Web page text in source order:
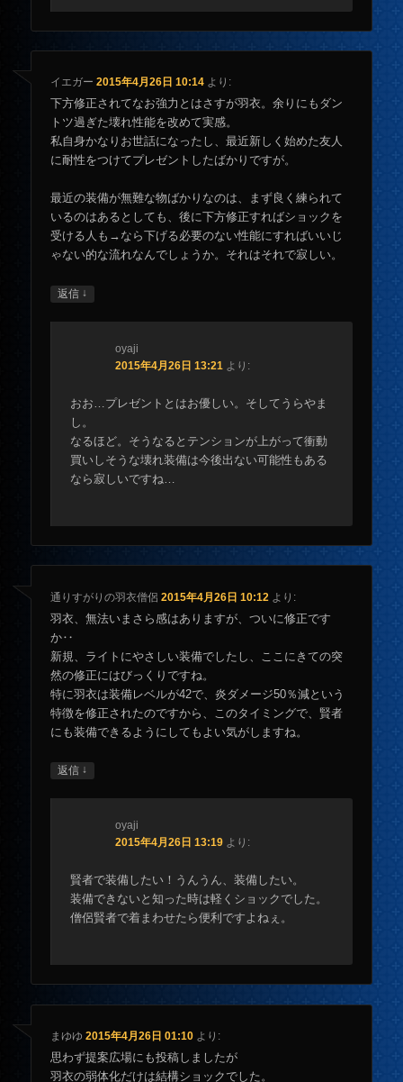
イエガー 2015年4月26日 10:14 より:
下方修正されてなお強力とはさすが羽衣。余りにもダン
トツ過ぎた壊れ性能を改めて実感。
私自身かなりお世話になったし、最近新しく始めた友人
に耐性をつけてプレゼントしたばかりですが。
最近の装備が無難な物ばかりなのは、まず良く練られて
いるのはあるとしても、後に下方修正すればショックを
受ける人も→なら下げる必要のない性能にすればいいじ
ゃない的な流れなんでしょうか。それはそれで寂しい。
返信 ↓
oyaji
2015年4月26日 13:21 より:
おお…プレゼントとはお優しい。そしてうらやま
し。
なるほど。そうなるとテンションが上がって衝動
買いしそうな壊れ装備は今後出ない可能性もある
なら寂しいですね…
通りすがりの羽衣僧侶 2015年4月26日 10:12 より:
羽衣、無法いまさら感はありますが、ついに修正です
か‥
新規、ライトにやさしい装備でしたし、ここにきての突
然の修正にはびっくりですね。
特に羽衣は装備レベルが42で、炎ダメージ50％減という
特徴を修正されたのですから、このタイミングで、賢者
にも装備できるようにしてもよい気がしますね。
返信 ↓
oyaji
2015年4月26日 13:19 より:
賢者で装備したい！うんうん、装備したい。
装備できないと知った時は軽くショックでした。
僧侶賢者で着まわせたら便利ですよねぇ。
まゆゆ 2015年4月26日 01:10 より:
思わず提案広場にも投稿しましたが
羽衣の弱体化だけは結構ショックでした。